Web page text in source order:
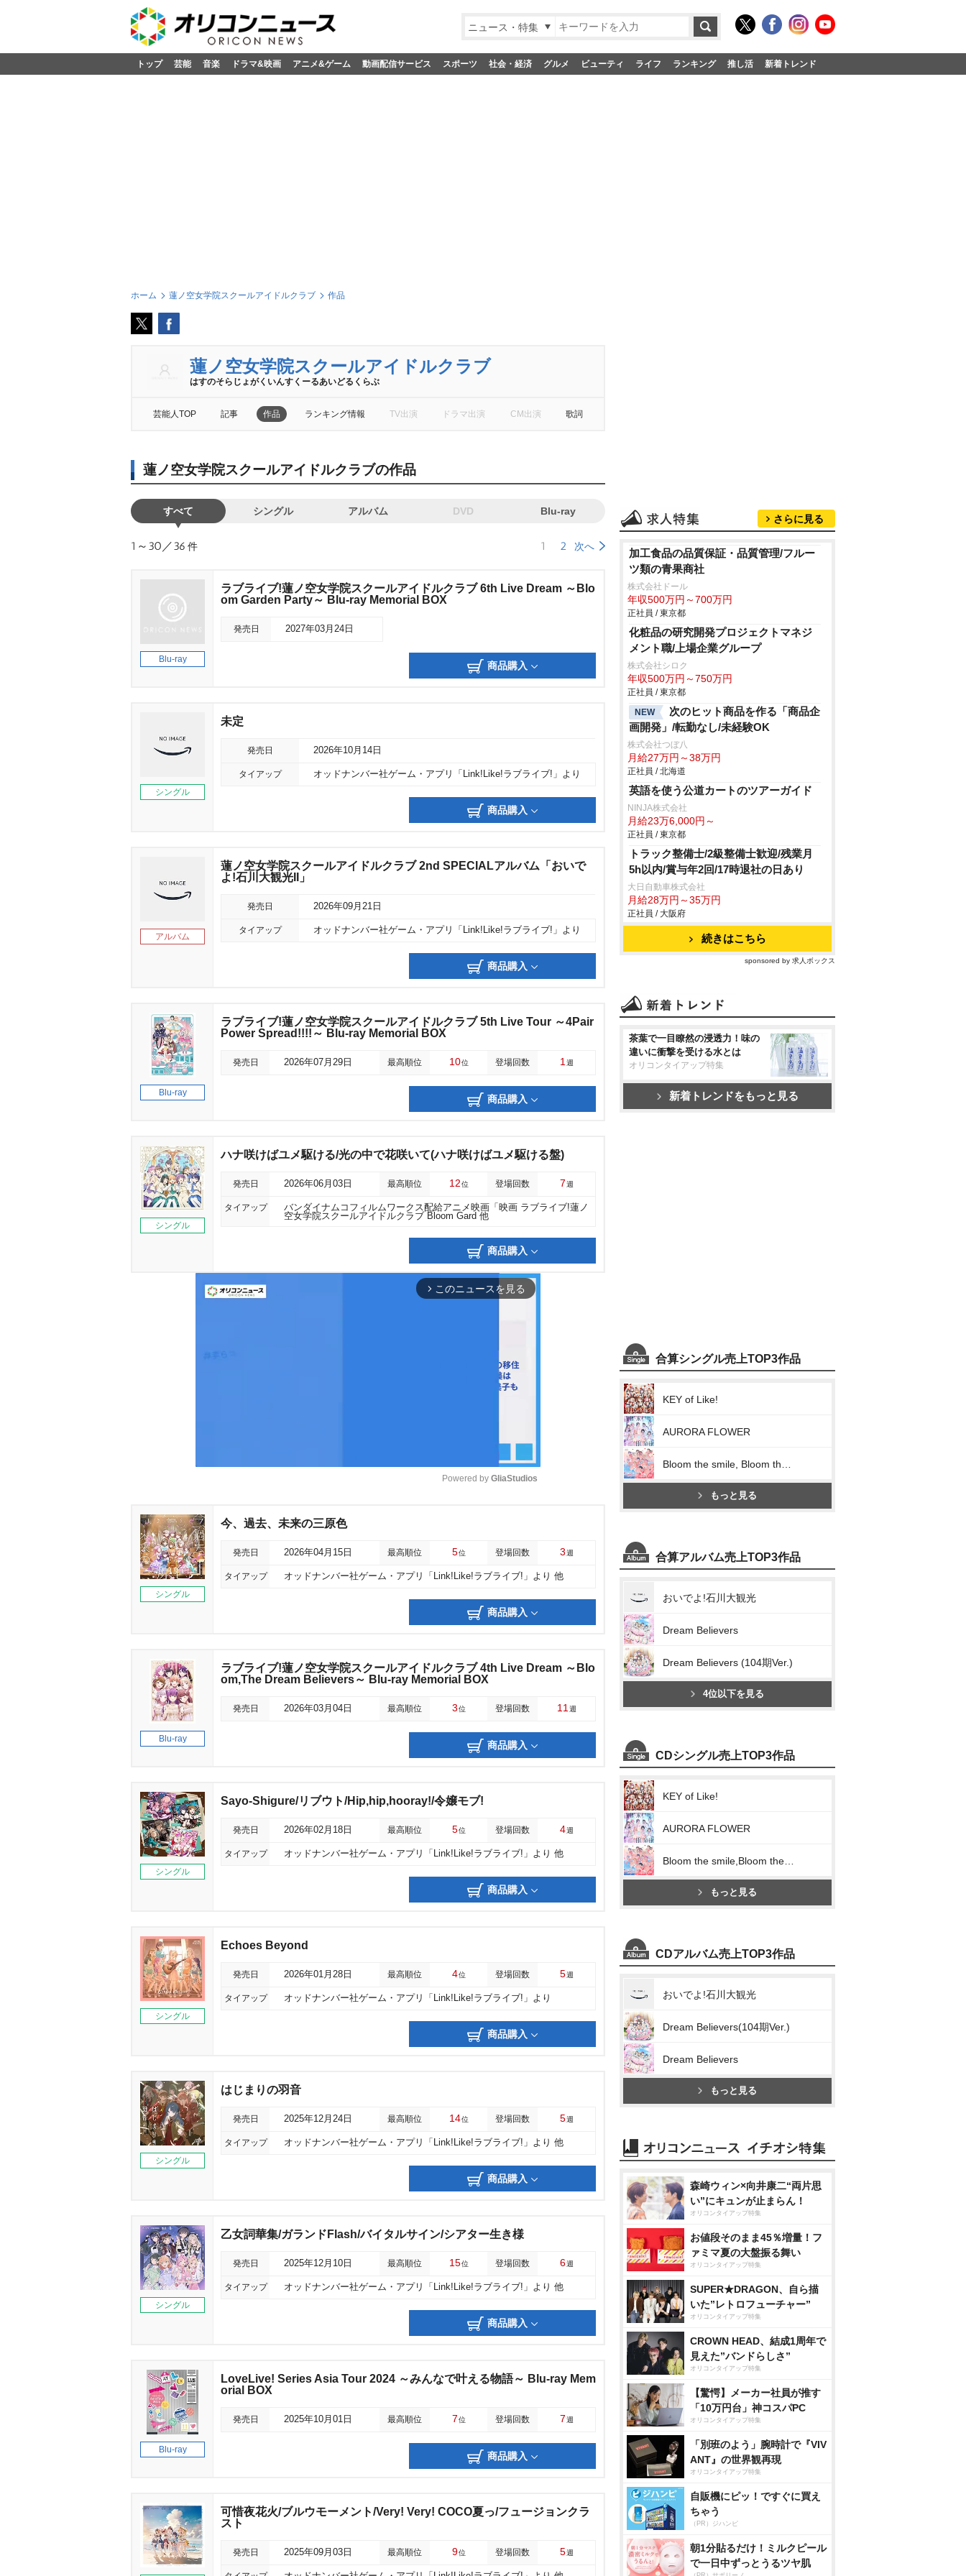
ニュース・特集
トップ 芸能 音楽 ドラマ&映画 アニメ&ゲーム 動画配信サービス スポーツ 社会・経済 グルメ ビューティ ライフ ランキング 推し活 新着トレンド
ホーム 蓮ノ空女学院スクールアイドルクラブ 作品
蓮ノ空女学院スクールアイドルクラブ
はすのそらじょがくいんすくーるあいどるくらぶ
芸能人TOP 記事 作品 ランキング情報 TV出演 ドラマ出演 CM出演 歌詞
蓮ノ空女学院スクールアイドルクラブの作品
すべて シングル アルバム DVD Blu-ray
1～30／36 件 1 2 次へ
Blu-ray
ラブライブ!蓮ノ空女学院スクールアイドルクラブ 6th Live Dream ～Blo
om Garden Party～ Blu-ray Memorial BOX
発売日 2027年03月24日
商品購入
シングル
未定
発売日 2026年10月14日
タイアップ オッドナンバー社ゲーム・アプリ「Link!Like!ラブライブ!」より
商品購入
アルバム
蓮ノ空女学院スクールアイドルクラブ 2nd SPECIALアルバム「おいで
よ!石川大観光II」
発売日 2026年09月21日
タイアップ オッドナンバー社ゲーム・アプリ「Link!Like!ラブライブ!」より
商品購入
Blu-ray
ラブライブ!蓮ノ空女学院スクールアイドルクラブ 5th Live Tour ～4Pair
Power Spread!!!!～ Blu-ray Memorial BOX
発売日 2026年07月29日 最高順位 10位 登場回数 1 週
商品購入
シングル
ハナ咲けばユメ駆ける/光の中で花咲いて(ハナ咲けばユメ駆ける盤)
発売日 2026年06月03日 最高順位 12位 登場回数 7週
タイアップ
バンダイナムコフィルムワークス配給アニメ映画「映画 ラブライブ!蓮ノ
空女学院スクールアイドルクラブ Bloom Gard 他
商品購入
arrow_forward_ios このニュースを見る
e
Powered by GliaStudios
シングル
今、過去、未来の三原色
発売日 2026年04月15日 最高順位 5位 登場回数 3週
タイアップ オッドナンバー社ゲーム・アプリ「Link!Like!ラブライブ!」より 他
商品購入
Blu-ray
ラブライブ!蓮ノ空女学院スクールアイドルクラブ 4th Live Dream ～Blo
om,The Dream Believers～ Blu-ray Memorial BOX
発売日 2026年03月04日 最高順位 3位 登場回数 11 週
商品購入
シングル
Sayo-Shigure/リブウト/Hip,hip,hooray!/令嬢モブ!
発売日 2026年02月18日 最高順位 5位 登場回数 4週
タイアップ オッドナンバー社ゲーム・アプリ「Link!Like!ラブライブ!」より 他
商品購入
シングル
Echoes Beyond
発売日 2026年01月28日 最高順位 4位 登場回数 5週
タイアップ オッドナンバー社ゲーム・アプリ「Link!Like!ラブライブ!」より
商品購入
シングル
はじまりの羽音
発売日 2025年12月24日 最高順位 14位 登場回数 5週
タイアップ オッドナンバー社ゲーム・アプリ「Link!Like!ラブライブ!」より 他
商品購入
シングル
乙女詞華集/ガランドFlash/バイタルサイン/シアター生き様
発売日 2025年12月10日 最高順位 15位 登場回数 6週
タイアップ オッドナンバー社ゲーム・アプリ「Link!Like!ラブライブ!」より 他
商品購入
Blu-ray
LoveLive! Series Asia Tour 2024 ～みんなで叶える物語～ Blu-ray Mem
orial BOX
発売日 2025年10月01日 最高順位 7位 登場回数 7週
商品購入
可惜夜花火/ブルウモーメント/Very! Very! COCO夏っ/フュージョンクラ
スト
発売日 2025年09月03日 最高順位 9位 登場回数 5週
さらに見る
加工食品の品質保証・品質管理/フルー
ツ類の青果商社
株式会社ドール
年収500万円～700万円
正社員 / 東京都
化粧品の研究開発プロジェクトマネジ
メント職/上場企業グループ
株式会社シロク
年収500万円～750万円
正社員 / 東京都
NEW
次のヒット商品を作る「商品企
画開発」/転勤なし/未経験OK
株式会社つぼ八
月給27万円～38万円
正社員 / 北海道
英語を使う公道カートのツアーガイド
NINJA株式会社
月給23万6,000円～
正社員 / 東京都
トラック整備士/2級整備士歓迎/残業月
5h以内/賞与年2回/17時退社の日あり
大日自動車株式会社
月給28万円～35万円
正社員 / 大阪府
続きはこちら
sponsored by 求人ボックス
茶葉で一目瞭然の浸透力！味の
違いに衝撃を受ける水とは
オリコンタイアップ特集
新着トレンドをもっと見る
合算シングル売上TOP3作品
KEY of Like!
AURORA FLOWER
もっと見る
合算アルバム売上TOP3作品
おいでよ!石川大観光
Dream Believers
Dream Believers (104期Ver.)
4位以下を見る
CDシングル売上TOP3作品
KEY of Like!
AURORA FLOWER
もっと見る
CDアルバム売上TOP3作品
おいでよ!石川大観光
Dream Believers(104期Ver.)
Dream Believers
もっと見る
森崎ウィン×向井康二“両片思
い”にキュンが止まらん！
オリコンタイアップ特集
お値段そのまま45％増量！フ
ァミマ夏の大盤振る舞い
オリコンタイアップ特集
SUPER★DRAGON、自ら描
いた”レトロフューチャー”
オリコンタイアップ特集
CROWN HEAD、結成1周年で
見えた”バンドらしさ”
オリコンタイアップ特集
【驚愕】メーカー社員が推す
「10万円台」神コスパPC
オリコンタイアップ特集
「別班のよう」腕時計で『VIV
ANT』の世界観再現
オリコンタイアップ特集
自販機にピッ！ですぐに買え
ちゃう
（PR）ジハンピ
朝1分貼るだけ！ミルクピール
で一日中ずっとうるツヤ肌